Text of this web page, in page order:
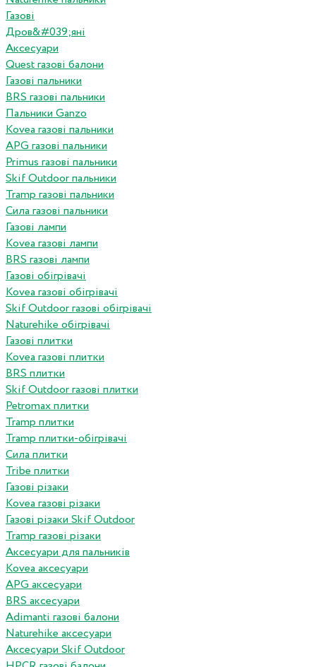
Газові
Дров&#039;яні
Аксесуари
Quest газові балони
Газові пальники
BRS газові пальники
Пальники Ganzo
Kovea газові пальники
APG газові пальники
Primus газові пальники
Skif Outdoor пальники
Tramp газові пальники
Сила газові пальники
Газові лампи
Kovea газові лампи
BRS газові лампи
Газові обігрівачі
Kovea газові обігрівачі
Skif Outdoor газові обігрівачі
Naturehike обігрівачі
Газові плитки
Kovea газові плитки
BRS плитки
Skif Outdoor газові плитки
Petromax плитки
Tramp плитки
Tramp плитки-обігрівачі
Сила плитки
Tribe плитки
Газові різаки
Kovea газові різаки
Газові різаки Skif Outdoor
Tramp газові різаки
Аксесуари для пальників
Kovea аксесуари
APG аксесуари
BRS аксесуари
Adimanti газові балони
Naturehike аксесуари
Аксесуари Skif Outdoor